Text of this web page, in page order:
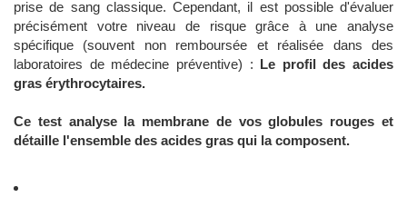
prise de sang classique. Cependant, il est possible d'évaluer
précisément votre niveau de risque grâce à une analyse
spécifique (souvent non remboursée et réalisée dans des
laboratoires de médecine préventive) : Le profil des acides
gras érythrocytaires.
Ce test analyse la membrane de vos globules rouges et
détaille l'ensemble des acides gras qui la composent.